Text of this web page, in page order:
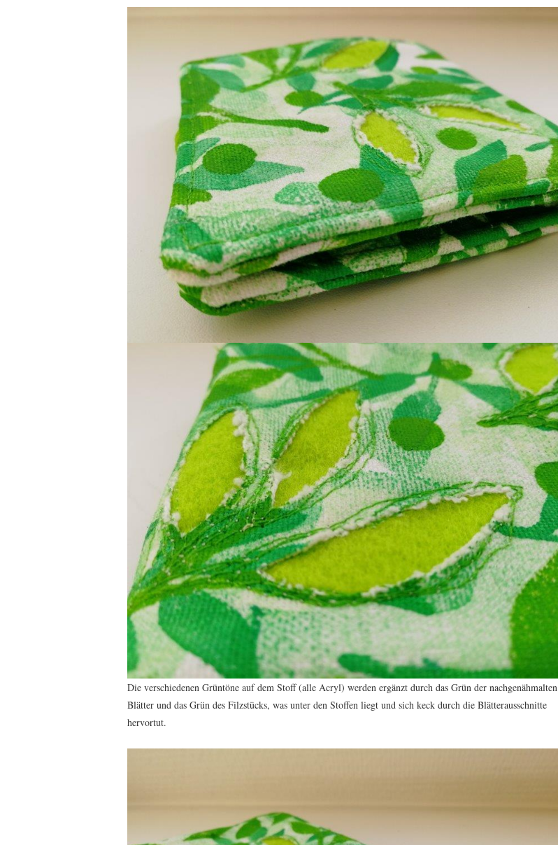
Die verschiedenen Grüntöne auf dem Stoff (alle Acryl) werden ergänzt durch das Grün der nachgenähmalten
Blätter und das Grün des Filzstücks, was unter den Stoffen liegt und sich keck durch die Blätterausschnitte
hervortut.